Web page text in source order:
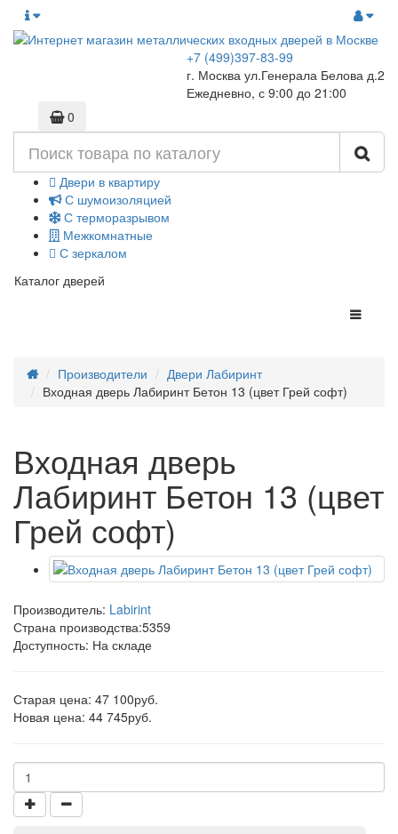
+7 (499)397-83-99
г. Москва ул.Генерала Белова д.2
Ежедневно, с 9:00 до 21:00
0
Двери в квартиру
С шумоизоляцией
С терморазрывом
Межкомнатные
С зеркалом
Каталог дверей
Производители
Двери Лабиринт
Входная дверь Лабиринт Бетон 13 (цвет Грей софт)
Входная дверь
Лабиринт Бетон 13 (цвет
Грей софт)
Производитель: Labirint
Страна производства:5359
Доступность: На складе
Старая цена: 47 100руб.
Новая цена: 44 745руб.